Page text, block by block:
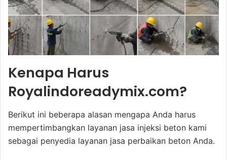
Kenapa Harus
Royalindoreadymix.com?
Berikut ini beberapa alasan mengapa Anda harus
mempertimbangkan layanan jasa injeksi beton kami
sebagai penyedia layanan jasa perbaikan beton Anda.